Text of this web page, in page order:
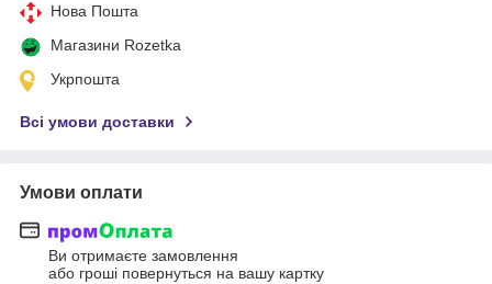
Нова Пошта
Магазини Rozetka
Укрпошта
Всі умови доставки
Умови оплати
Ви отримаєте замовлення
або гроші повернуться на вашу картку